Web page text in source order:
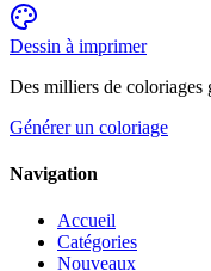
Dessin à imprimer
Des milliers de coloriages
Générer un coloriage
Navigation
Accueil
Catégories
Nouveaux